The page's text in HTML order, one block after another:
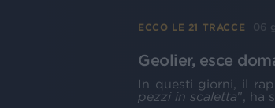
ECCO LE 21 TRACCE 06
Geolier, esce
In questi giorni, il
pezzi in scaletta", ha